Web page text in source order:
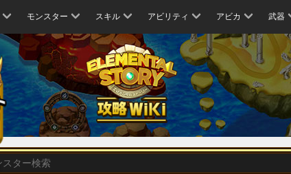
モンスター スキル アビリティ アビカ 武器